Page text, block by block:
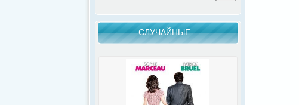
СЛУЧАЙНЫЕ...